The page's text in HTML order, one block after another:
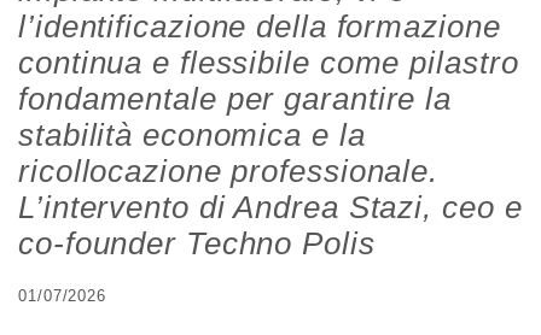
l’identificazione della formazione
continua e flessibile come pilastro
fondamentale per garantire la
stabilità economica e la
ricollocazione professionale.
L’intervento di Andrea Stazi, ceo e
co-founder Techno Polis
01/07/2026